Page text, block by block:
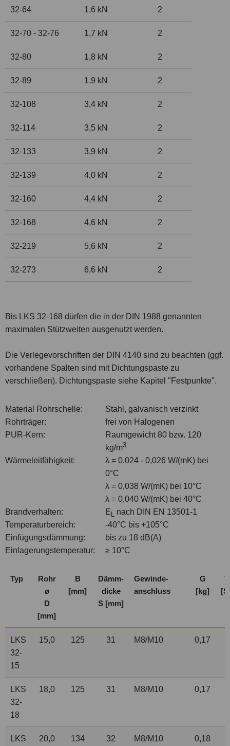
32-64 1,6 kN 2
32-70 - 32-76 1,7 kN 2
32-80 1,8 kN 2
32-89 1,9 kN 2
32-108 3,4 kN 2
32-114 3,5 kN 2
32-133 3,9 kN 2
32-139 4,0 kN 2
32-160 4,4 kN 2
32-168 4,6 kN 2
32-219 5,6 kN 2
32-273 6,6 kN 2
Bis LKS 32-168 dürfen die in der DIN 1988 genannten
maximalen Stützweiten ausgenutzt werden.
Die Verlegevorschriften der DIN 4140 sind zu beachten (ggf.
vorhandene Spalten sind mit Dichtungspaste zu
verschließen). Dichtungspaste siehe Kapitel "Festpunkte".
Material Rohrschelle:
Stahl, galvanisch verzinkt
Rohrträger:
frei von Halogenen
PUR-Kern:
Raumgewicht 80 bzw. 120
kg/m3
Wärmeleitfähigkeit:
λ = 0,024 - 0,026 W/(mK) bei
0°C
λ = 0,038 W/(mK) bei 10°C
λ = 0,040 W/(mK) bei 40°C
Brandverhalten:
E L nach DIN EN 13501-1
Temperaturbereich:
-40°C bis +105°C
Einfügungsdämmung:
bis zu 18 dB(A)
Einlagerungstemperatur:
≥ 10°C
Typ
Rohr
ø
D
[mm]
B
[mm]
Dämm-
dicke
S [mm]
Gewinde-
anschluss
G
[kg]
LKS
32-
15
15,0 125 31 M8/M10 0,17
LKS
32-
18
18,0 125 31 M8/M10 0,17
LKS
20,0 134 32 M8/M10 0,18